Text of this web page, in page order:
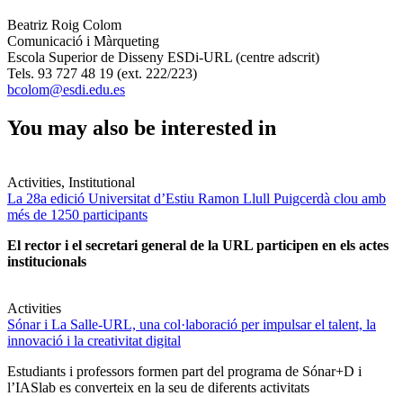
Beatriz Roig Colom
Comunicació i Màrqueting
Escola Superior de Disseny ESDi-URL (centre adscrit)
Tels. 93 727 48 19 (ext. 222/223)
bcolom@esdi.edu.es
You may also be interested in
Activities, Institutional
La 28a edició Universitat d’Estiu Ramon Llull Puigcerdà clou amb
més de 1250 participants
El rector i el secretari general de la URL participen en els actes
institucionals
Activities
Sónar i La Salle-URL, una col·laboració per impulsar el talent, la
innovació i la creativitat digital
Estudiants i professors formen part del programa de Sónar+D i
l’IASlab es converteix en la seu de diferents activitats